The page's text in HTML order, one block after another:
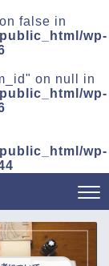
false in
wp-
on null in
wp-
wp-